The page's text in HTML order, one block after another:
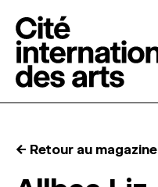
← Retour au magazine